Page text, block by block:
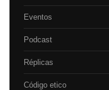
Eventos
Podcast
Réplicas
Código etico